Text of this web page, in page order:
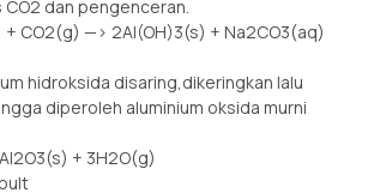
dan pengenceran.
CO2(g) —> 2Al(OH)3(s) + Na2CO3(aq)
hidroksida disaring,dikeringkan lalu
diperoleh aluminium oksida murni
+ 3H2O(g)